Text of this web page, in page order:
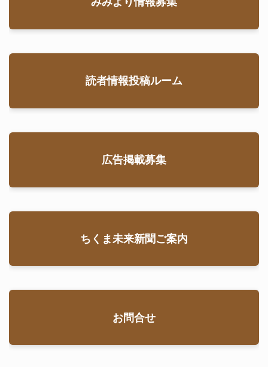
読者情報投稿ルーム
広告掲載募集
ちくま未来新聞ご案内
お問合せ